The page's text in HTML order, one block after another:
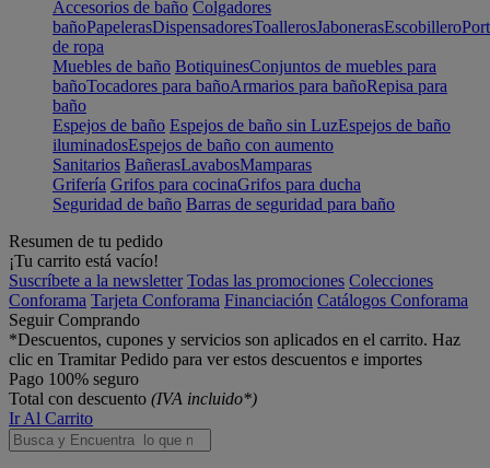
Accesorios de baño Colgadores
bañoPapelerasDispensadoresToallerosJabonerasEscobillero
de ropa
Muebles de baño BotiquinesConjuntos de muebles para
bañoTocadores para bañoArmarios para bañoRepisa para
baño
Espejos de baño Espejos de baño sin LuzEspejos de baño
iluminadosEspejos de baño con aumento
Sanitarios BañerasLavabosMamparas
Grifería Grifos para cocinaGrifos para ducha
Seguridad de baño Barras de seguridad para baño
Resumen de tu pedido
¡Tu carrito está vacío!
Suscríbete a la newsletter Todas las promociones Colecciones
Conforama Tarjeta Conforama Financiación Catálogos Conforama
Seguir Comprando
*Descuentos, cupones y servicios son aplicados en el carrito. Haz
clic en Tramitar Pedido para ver estos descuentos e importes
Pago 100% seguro
Total con descuento (IVA incluido*)
Ir Al Carrito